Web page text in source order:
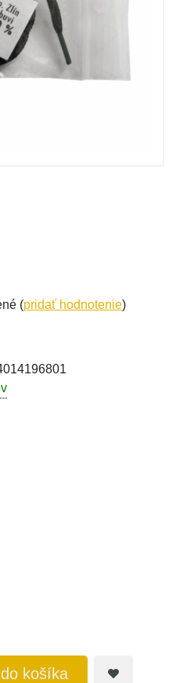
(pridať hodnotenie)
košíka